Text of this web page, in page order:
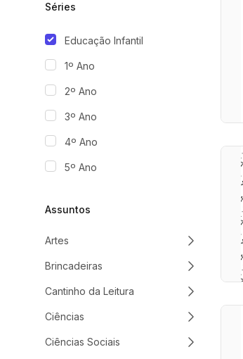
Séries
Educação Infantil
1º Ano
2º Ano
3º Ano
4º Ano
5º Ano
Assuntos
Artes
Brincadeiras
Cantinho da Leitura
Ciências
Ciências Sociais